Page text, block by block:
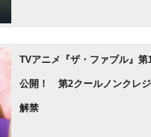
TVアニメ『ザ・ファブル』第
公開！ 第2クールノンクレ
解禁